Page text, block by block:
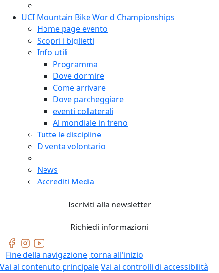
UCI Mountain Bike World Championships
Home page evento
Scopri i biglietti
Info utili
Programma
Dove dormire
Come arrivare
Dove parcheggiare
eventi collaterali
Al mondiale in treno
Tutte le discipline
Diventa volontario
News
Accrediti Media
Iscriviti alla newsletter
Richiedi informazioni
Fine della navigazione, torna all'inizio
Vai al contenuto principaleVai ai controlli di accessibilità